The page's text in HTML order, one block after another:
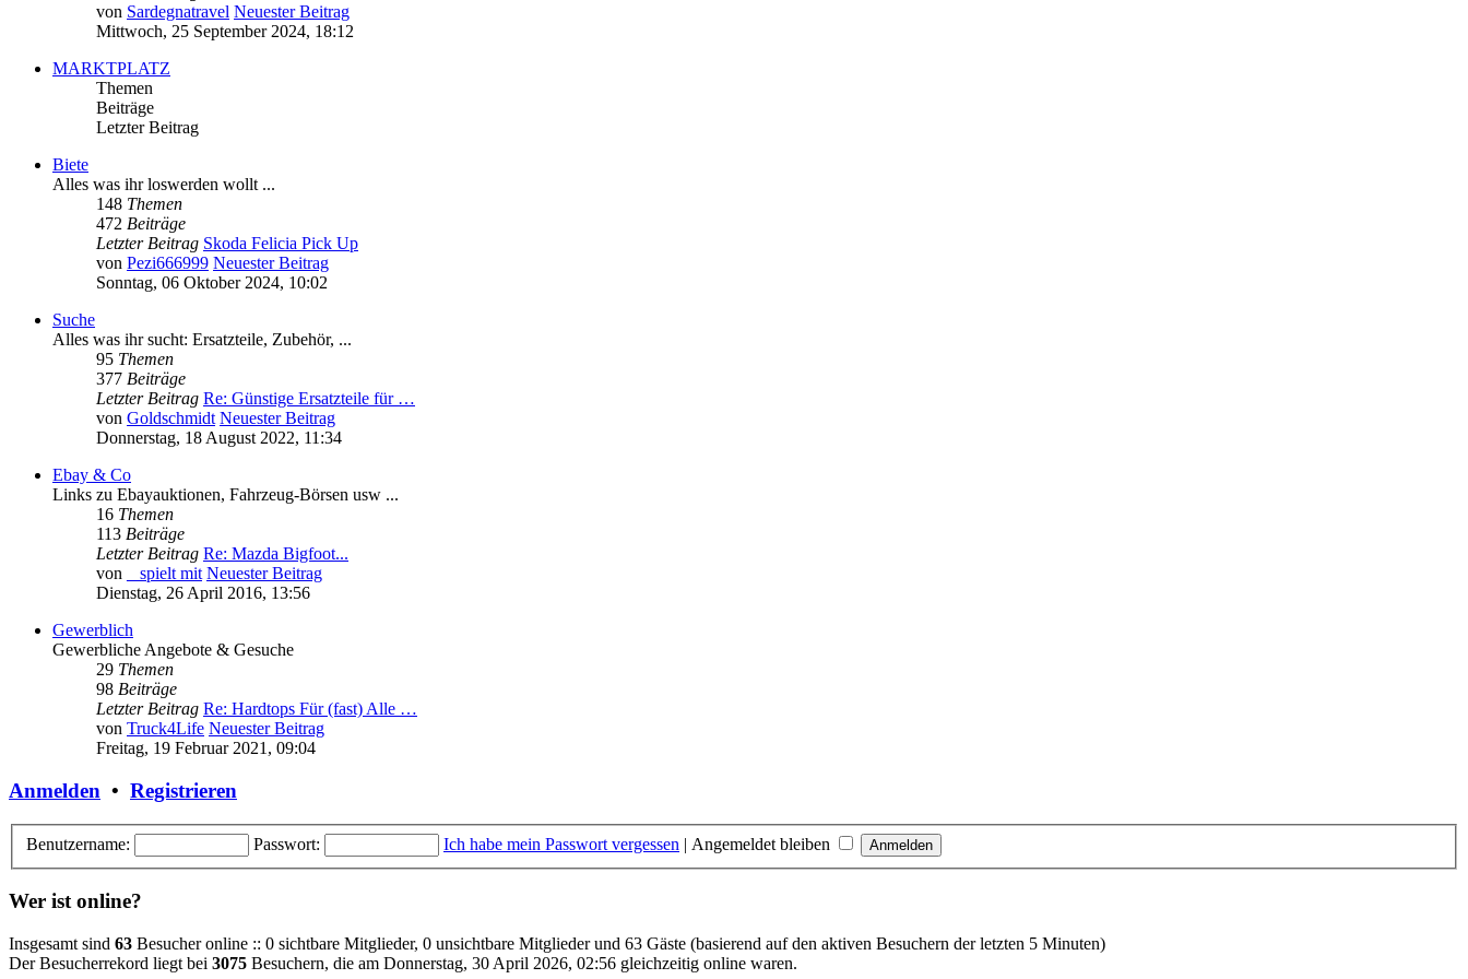
von Sardegnatravel Neuester Beitrag
Mittwoch, 25 September 2024, 18:12
MARKTPLATZ
Themen
Beiträge
Letzter Beitrag
Biete
Alles was ihr loswerden wollt ...
148 Themen
472 Beiträge
Letzter Beitrag Skoda Felicia Pick Up
von Pezi666999 Neuester Beitrag
Sonntag, 06 Oktober 2024, 10:02
Suche
Alles was ihr sucht: Ersatzteile, Zubehör, ...
95 Themen
377 Beiträge
Letzter Beitrag Re: Günstige Ersatzteile für …
von Goldschmidt Neuester Beitrag
Donnerstag, 18 August 2022, 11:34
Ebay & Co
Links zu Ebayauktionen, Fahrzeug-Börsen usw ...
16 Themen
113 Beiträge
Letzter Beitrag Re: Mazda Bigfoot...
von
_ spielt mit Neuester Beitrag
Dienstag, 26 April 2016, 13:56
Gewerblich
Gewerbliche Angebote & Gesuche
29 Themen
98 Beiträge
Letzter Beitrag Re: Hardtops Für (fast) Alle …
von Truck4Life Neuester Beitrag
Freitag, 19 Februar 2021, 09:04
Anmelden • Registrieren
Benutzername: Passwort: Ich habe mein Passwort vergessen | Angemeldet bleiben
Wer ist online?
Insgesamt sind 63 Besucher online :: 0 sichtbare Mitglieder, 0 unsichtbare Mitglieder und 63 Gäste (basierend auf den aktiven Besuchern der letzten 5 Minuten)
Der Besucherrekord liegt bei 3075 Besuchern, die am Donnerstag, 30 April 2026, 02:56 gleichzeitig online waren.